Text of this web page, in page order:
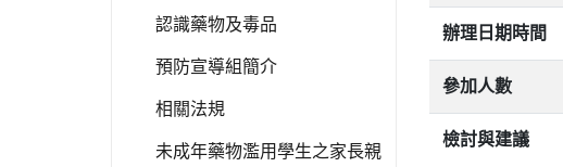
認識藥物及毒品
預防宣導組簡介
相關法規
未成年藥物濫用學生之家長親
辦理日期時間
參加人數
檢討與建議